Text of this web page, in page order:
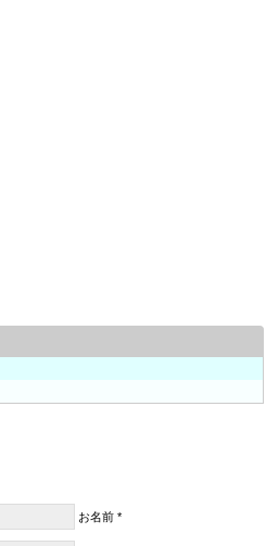
お名前 *